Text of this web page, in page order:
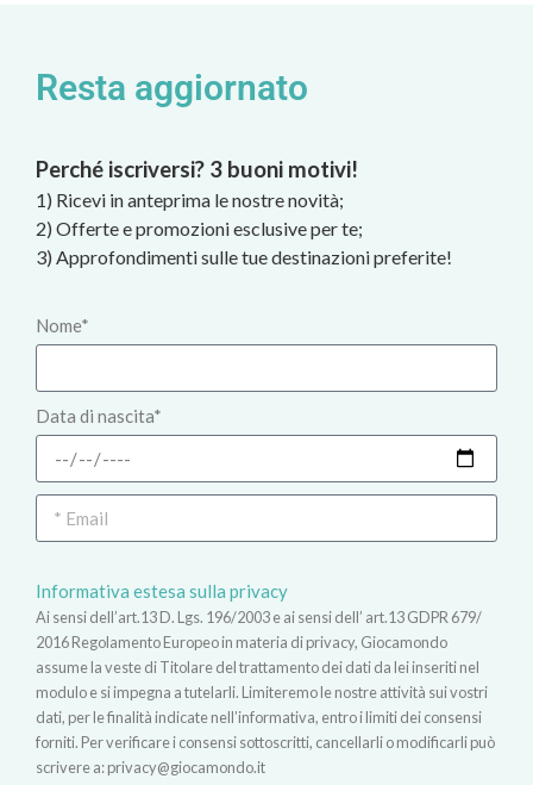
Resta aggiornato
Perché iscriversi? 3 buoni motivi!
1) Ricevi in anteprima le nostre novità;
2) Offerte e promozioni esclusive per te;
3) Approfondimenti sulle tue destinazioni preferite!
Nome*
Data di nascita*
Informativa estesa sulla privacy
Ai sensi dell’art.13 D. Lgs. 196/2003 e ai sensi dell’ art.13 GDPR 679/
2016 Regolamento Europeo in materia di privacy, Giocamondo
assume la veste di Titolare del trattamento dei dati da lei inseriti nel
modulo e si impegna a tutelarli. Limiteremo le nostre attività sui vostri
dati, per le finalità indicate nell’informativa, entro i limiti dei consensi
forniti. Per verificare i consensi sottoscritti, cancellarli o modificarli può
scrivere a:privacy@giocamondo.it